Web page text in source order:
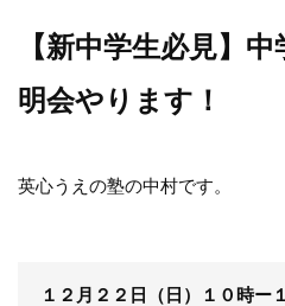
【新中学生必見】
明会やります！
英心うえの塾の中村です。
１２月２２日（日）１０時ー